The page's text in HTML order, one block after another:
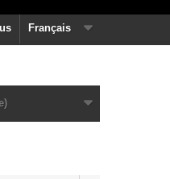
Français